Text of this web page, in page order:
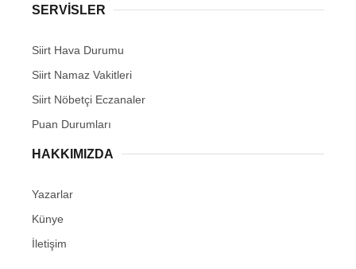
SERVİSLER
Siirt Hava Durumu
Siirt Namaz Vakitleri
Siirt Nöbetçi Eczanaler
Puan Durumları
HAKKIMIZDA
Yazarlar
Künye
İletişim